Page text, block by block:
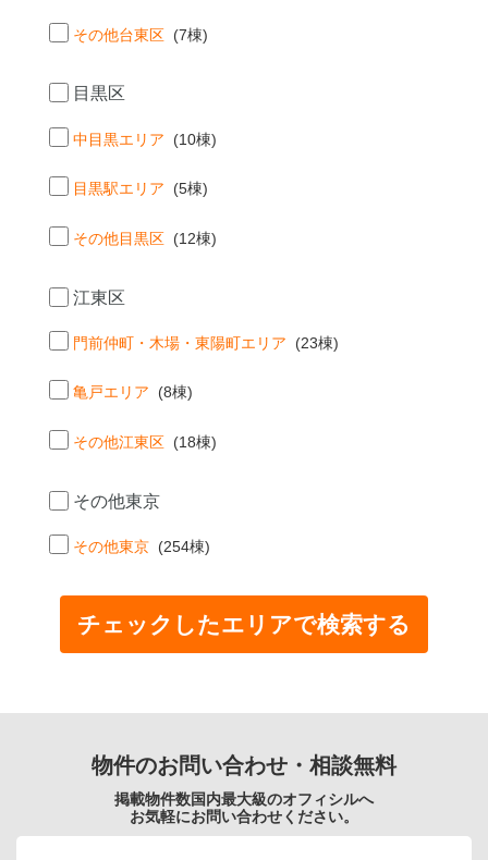
その他台東区 (7棟)
目黒区
中目黒エリア (10棟)
目黒駅エリア (5棟)
その他目黒区 (12棟)
江東区
門前仲町・木場・東陽町エリア (23棟)
亀戸エリア (8棟)
その他江東区 (18棟)
その他東京
その他東京 (254棟)
物件のお問い合わせ・相談無料
掲載物件数国内最大級のオフィシルへ
お気軽にお問い合わせください。